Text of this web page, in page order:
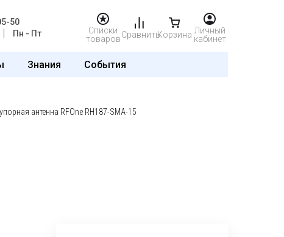
50
Пн - Пт
Списки
товаровСравнитьКорзина Личный
кабинет
Знания События
антенна RFOne RH187-SMA-15